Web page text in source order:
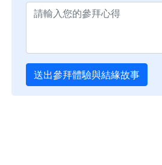
送出參拜體驗與結緣故事